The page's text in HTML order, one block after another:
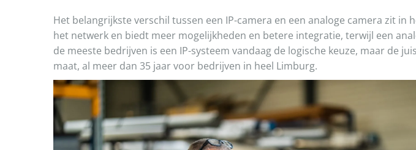
Het belangrijkste verschil tussen een IP-camera en een analoge camera zit
het netwerk en biedt meer mogelijkheden en betere integratie, terwijl een
de meeste bedrijven is een IP-systeem vandaag de logische keuze, maar de
maat, al meer dan 35 jaar voor bedrijven in heel Limburg.